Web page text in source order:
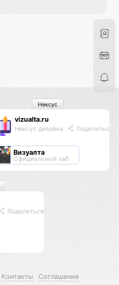
vizualta.ru
Нексус дизайна Поделиться
Визуалта
Официальный хаб
Нексус
Поделиться
Контакты Соглашение